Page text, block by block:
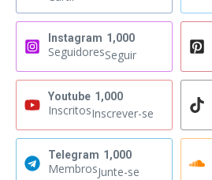
Instagram 1,000
SeguidoresSeguir
Youtube 1,000
InscritosInscrever-se
Telegram 1,000
MembrosJunte-se